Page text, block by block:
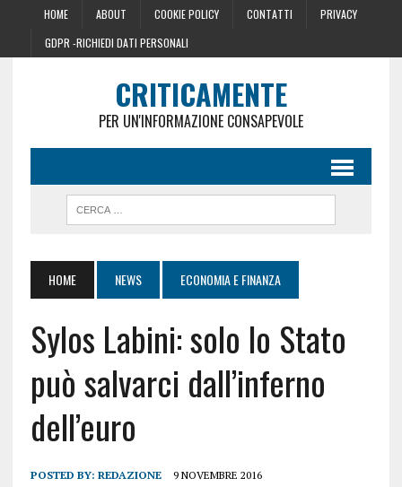
HOME ABOUT COOKIE POLICY CONTATTI
PRIVACY
GDPR -RICHIEDI DATI PERSONALI
CRITICAMENTE
PER UN'INFORMAZIONE CONSAPEVOLE
HOME NEWS ECONOMIA E FINANZA
Sylos Labini: solo lo Stato
può salvarci dall’inferno
dell’euro
POSTED BY: REDAZIONE 9 NOVEMBRE 2016